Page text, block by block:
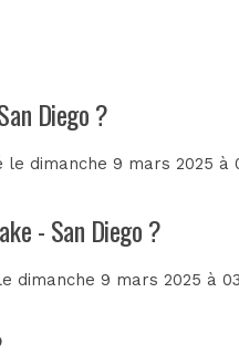
Diego ?
dimanche 9 mars 2025
- San Diego ?
dimanche 9 mars 2025 à